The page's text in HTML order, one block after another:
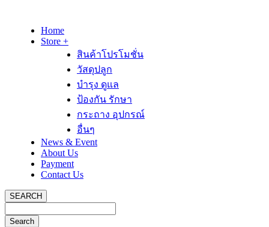
Home
Store +
สินค้าโปรโมชั่น
วัสดุปลูก
บำรุง ดูแล
ป้องกัน รักษา
กระถาง อุปกรณ์
อื่นๆ
News & Event
About Us
Payment
Contact Us
SEARCH